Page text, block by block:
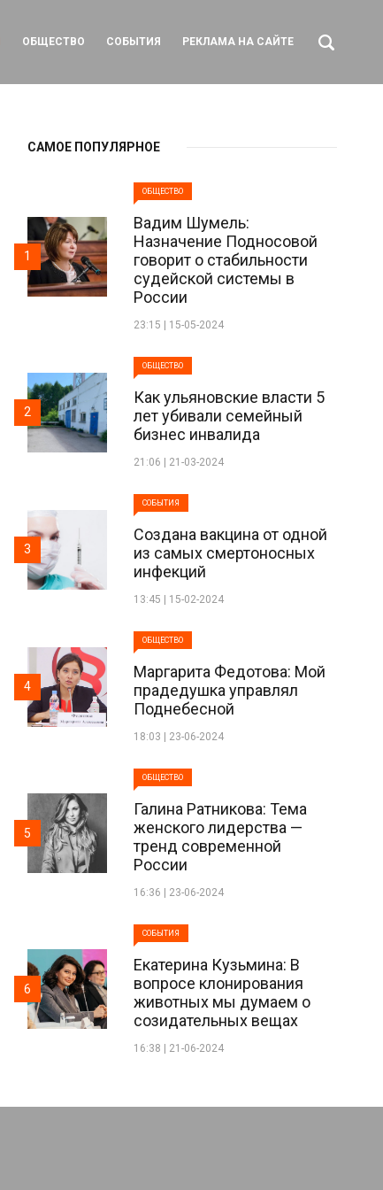
ОБЩЕСТВО СОБЫТИЯ РЕКЛАМА НА САЙТЕ
САМОЕ ПОПУЛЯРНОЕ
ОБЩЕСТВО
Вадим Шумель:
Назначение Подносовой
говорит о стабильности
судейской системы в
России
23:15 | 15-05-2024
1
ОБЩЕСТВО
Как ульяновские власти 5
лет убивали семейный
бизнес инвалида
21:06 | 21-03-2024
2
СОБЫТИЯ
Создана вакцина от одной
из самых смертоносных
инфекций
13:45 | 15-02-2024
3
ОБЩЕСТВО
Маргарита Федотова: Мой
прадедушка управлял
Поднебесной
18:03 | 23-06-2024
4
ОБЩЕСТВО
Галина Ратникова: Тема
женского лидерства —
тренд современной
России
16:36 | 23-06-2024
5
СОБЫТИЯ
Екатерина Кузьмина: В
вопросе клонирования
животных мы думаем о
созидательных вещах
16:38 | 21-06-2024
6